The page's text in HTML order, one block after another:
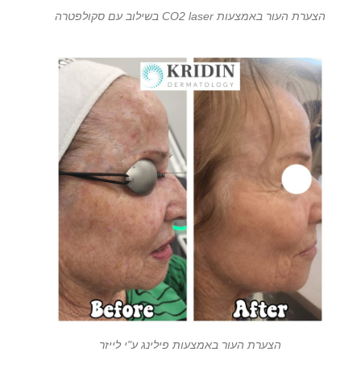
הצערת העור באמצעות CO2 laser בשילוב עם סקולפטרה
הצערת העור באמצעות פילינג ע"י לייזר